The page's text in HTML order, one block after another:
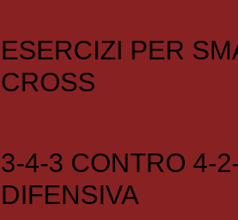
ESERCIZI PER
CROSS
3-4-3 CONTRO 4-
DIFENSIVA